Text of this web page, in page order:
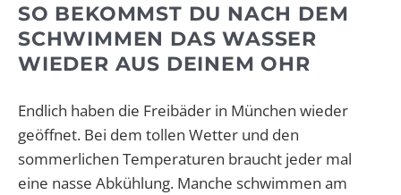
SO BEKOMMST DU NACH DEM
SCHWIMMEN DAS WASSER
WIEDER AUS DEINEM OHR
Endlich haben die Freibäder in München wieder
geöffnet. Bei dem tollen Wetter und den
sommerlichen Temperaturen braucht jeder mal
eine nasse Abkühlung. Manche schwimmen am